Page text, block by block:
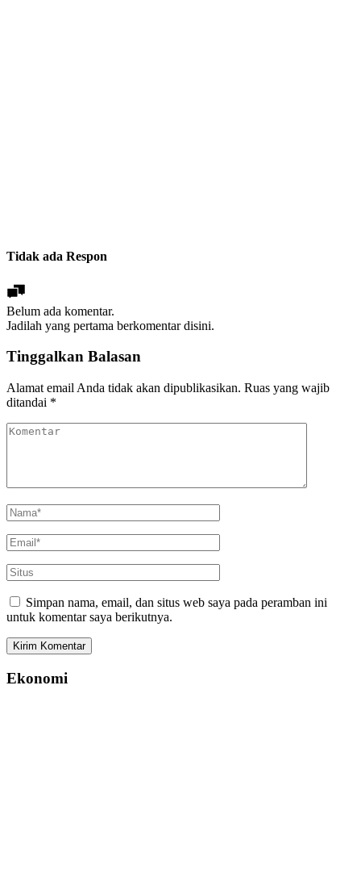
Tidak ada Respon
Belum ada komentar.
Jadilah yang pertama berkomentar disini.
Tinggalkan Balasan
Alamat email Anda tidak akan dipublikasikan. Ruas yang wajib
ditandai *
Simpan nama, email, dan situs web saya pada peramban ini
untuk komentar saya berikutnya.
Ekonomi